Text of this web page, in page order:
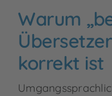
Warum
korrekt ist